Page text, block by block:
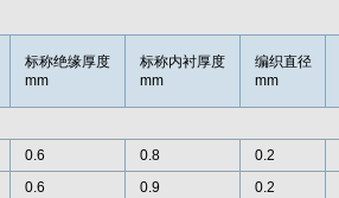
标称绝缘厚度
mm
标称内衬厚度
mm
编织直径
mm
0.6 0.8 0.2
0.6 0.9 0.2